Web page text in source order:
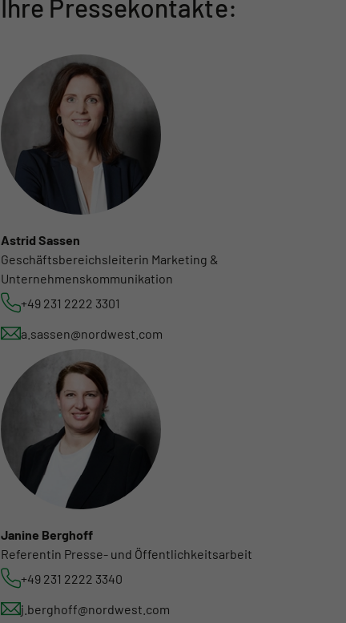
Ihre Pressekontakte:
Astrid Sassen
Geschäftsbereichsleiterin Marketing &
Unternehmenskommunikation
+49 231 2222 3301
a.sassen@nordwest.com
Janine Berghoff
Referentin Presse- und Öffentlichkeitsarbeit
+49 231 2222 3340
j.berghoff@nordwest.com